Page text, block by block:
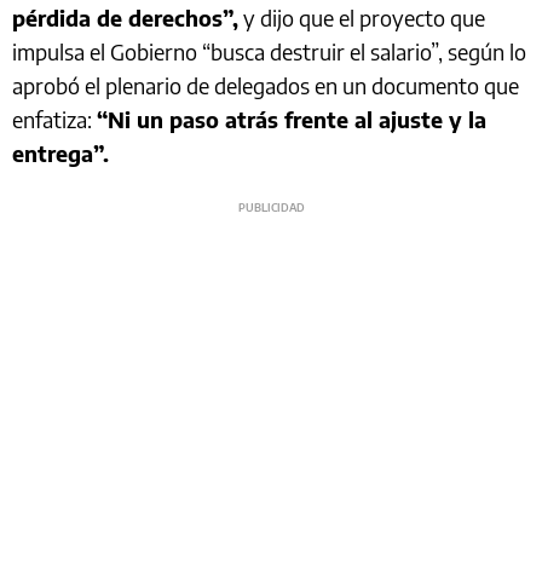
pérdida de derechos”,y dijo que el proyecto que
impulsa el Gobierno “busca destruir el salario”, según lo
aprobó el plenario de delegados en un documento que
enfatiza: “Ni un paso atrás frente al ajuste y la
entrega”.